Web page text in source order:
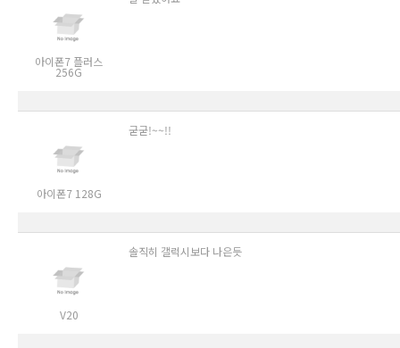
아이폰7 플러스
256G
아이폰7 128G
굳굳!~~!!
V20
솔직히 갤럭시보다 나은듯